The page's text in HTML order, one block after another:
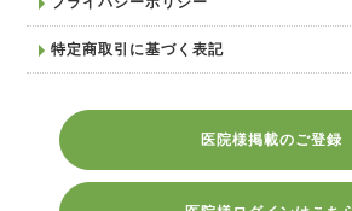
特定商取引に基づく表記
医院様掲載のご登録